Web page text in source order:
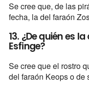
Se cree que, de las
fecha, la del faraón
13. ¿De quién es
Esfinge?
Se cree que el rostro
del faraón Keops o de